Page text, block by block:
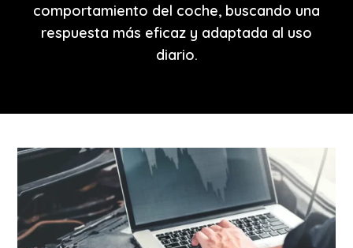
comportamiento del coche, buscando una
respuesta más eficaz y adaptada al uso
diario.